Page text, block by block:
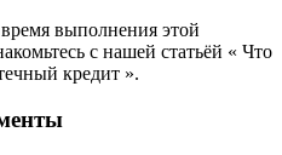
выполнения этой
с нашей статьёй « Что
кредит ».